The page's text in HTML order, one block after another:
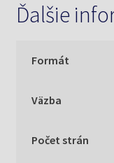
Ďalšie
Formát
Väzba
Počet strán